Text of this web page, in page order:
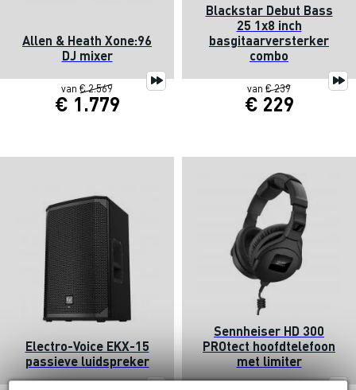
Allen & Heath Xone:96
DJ mixer
van € 2.569
€ 1.779
Blackstar Debut Bass
25 1x8 inch
basgitaarversterker
combo
van € 239
€ 229
Electro-Voice EKX-15
passieve luidspreker
Sennheiser HD 300
PROtect hoofdtelefoon
met limiter